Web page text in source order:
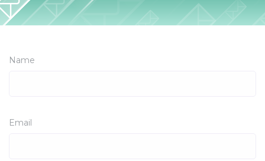
Name
Email